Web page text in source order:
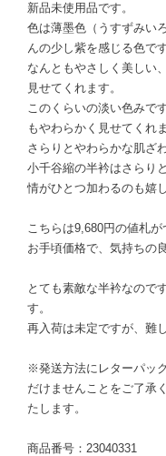
新品未使用品です。
色は薄墨色（うすずみい
んの少し紫を感じる色です
なんともやさしく美しい
見せてくれます。
このくらいの淡い色みで
もやわらかく見せてくれま
さらりとやわらかな肌ざ
小千谷縮の半衿はさらり
情がひとつ加わるのも嬉
こちらは9,680円の値札が
お手頃価格で、気持ちの
とても素敵な半衿なので
す。
再入荷は未定ですが、難
※発送方法にレターパッ
だけませんことをご了承
たします。
商品番号：23040331